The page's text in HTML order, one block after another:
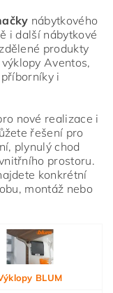
nábytkového
i další nábytkové
produkty
Aventos,
i
nové realizace i
řešení pro
plynulý chod
prostoru.
konkrétní
montáž nebo
BLUM